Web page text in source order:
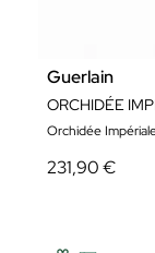
Guerlain
ORCHIDÉE
Orchidée
231,90 €